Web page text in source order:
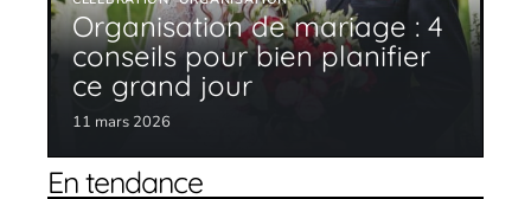
Organisation de mariage : 4
conseils pour bien planifier
ce grand jour
11 mars 2026
En tendance